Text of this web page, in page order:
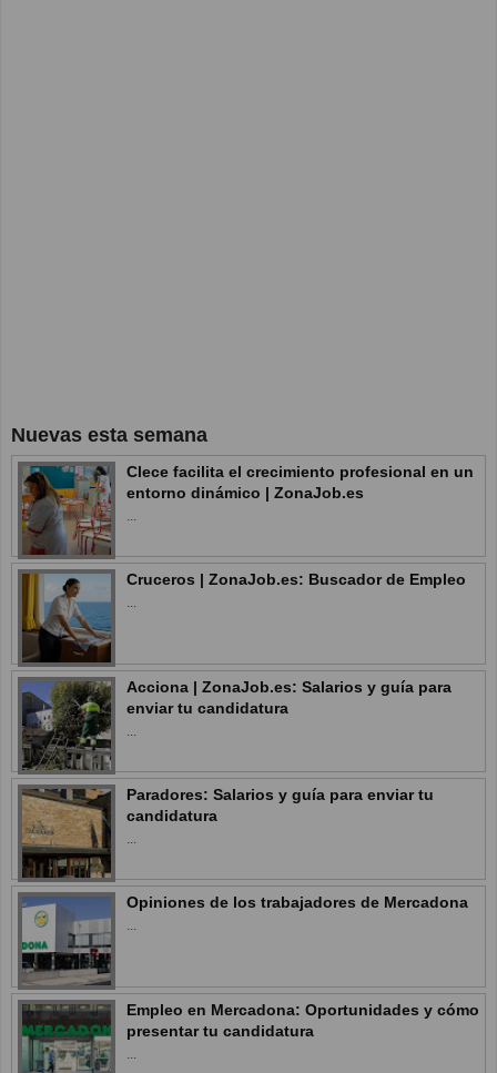
Nuevas esta semana
Clece facilita el crecimiento profesional en un
entorno dinámico | ZonaJob.es
Cruceros | ZonaJob.es: Buscador de Empleo
Acciona | ZonaJob.es: Salarios y guía para
enviar tu candidatura
Paradores: Salarios y guía para enviar tu
candidatura
Opiniones de los trabajadores de Mercadona
Empleo en Mercadona: Oportunidades y cómo
presentar tu candidatura